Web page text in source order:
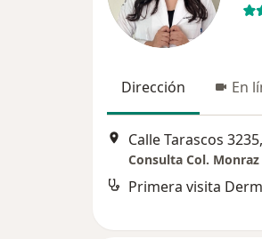
Dirección En
Calle Tarascos
Consulta Col. Monraz
Primera visita